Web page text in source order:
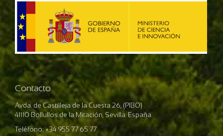
Contacto
Avda. de Castilleja de la Cuesta 26, (PIBO)
41110 Bollullos de la Mitación, Sevilla. España.
Teléfono: +34 955 77 65 77